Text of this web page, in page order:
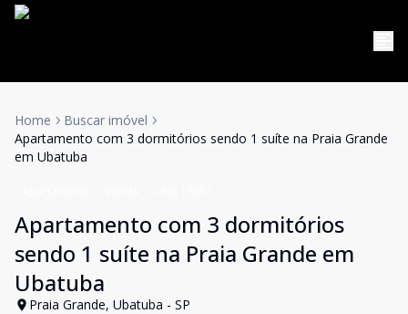
Home
Buscar imóvel
Apartamento com 3 dormitórios sendo 1 suíte na Praia Grande
em Ubatuba
Apartamento com 3 dormitórios
sendo 1 suíte na Praia Grande em
Ubatuba
Praia Grande, Ubatuba - SP